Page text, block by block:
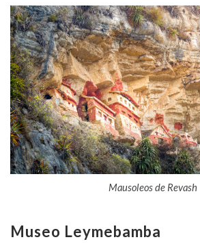
Mausoleos de Revash
Museo Leymebamba